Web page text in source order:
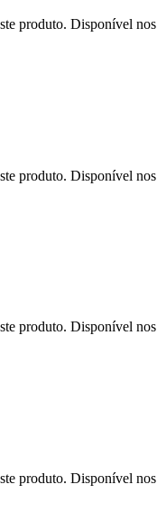
produto. Disponível nos
produto. Disponível nos
produto. Disponível nos
produto. Disponível nos